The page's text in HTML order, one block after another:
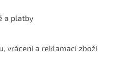
a platby
vrácení a reklamaci zboží